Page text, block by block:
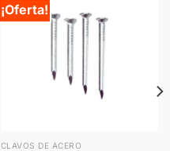
¡Oferta!
CLAVOS DE ACERO